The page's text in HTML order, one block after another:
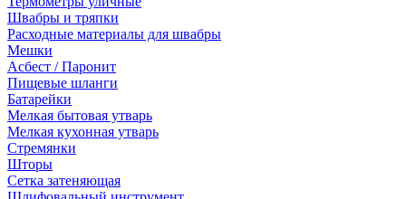
Швабры и тряпки
Расходные материалы для швабры
Мешки
Асбест / Паронит
Пищевые шланги
Батарейки
Мелкая бытовая утварь
Мелкая кухонная утварь
Стремянки
Шторы
Сетка затеняющая